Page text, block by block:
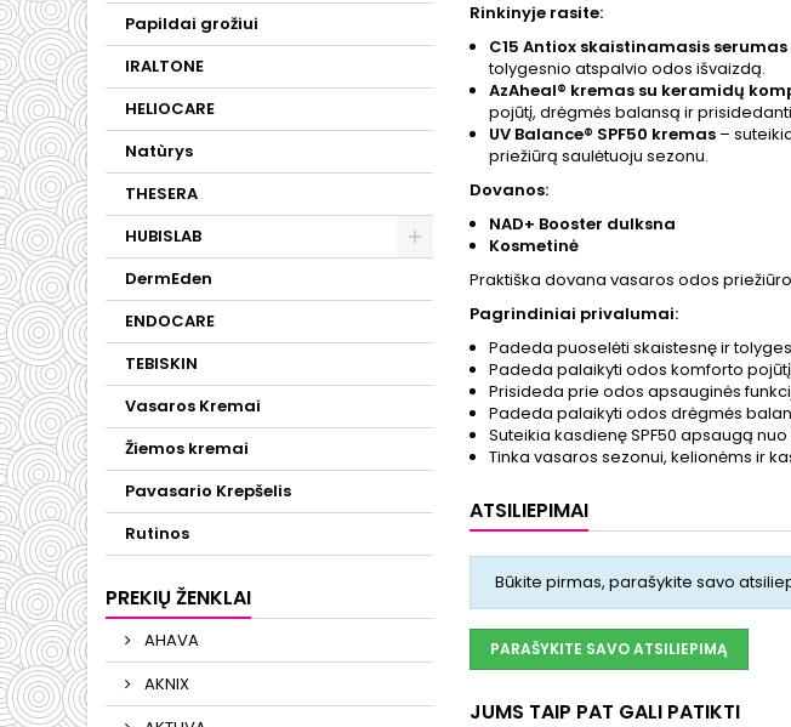
Papildai grožiui
IRALTONE
HELIOCARE
Natùrys
THESERA
HUBISLAB
DermEden
ENDOCARE
TEBISKIN
Vasaros Kremai
Žiemos kremai
Pavasario Krepšelis
Rutinos
PREKIŲ ŽENKLAI
AHAVA
AKNIX
Rinkinyje rasite:
C15 Antiox skaistinamasis serumas
tolygesnio atspalvio odos išvaizdą.
AzAheal® kremas su keramidų
pojūtį, drėgmės balansą ir
UV Balance® SPF50 kremas –
priežiūrą saulėtuoju sezonu.
Dovanos:
NAD+ Booster dulksna
Kosmetinė
Praktiška dovana vasaros odos
Pagrindiniai privalumai:
Padeda puoselėti skaistesnę ir
Padeda palaikyti odos komforto
Prisideda prie odos apsauginės
Padeda palaikyti odos drėgmės
Suteikia kasdienę SPF50 apsaugą nuo
Tinka vasaros sezonui, kelionėms ir
ATSILIEPIMAI
Būkite pirmas, parašykite savo
PARAŠYKITE SAVO ATSILIEPIMĄ
JUMS TAIP PAT GALI PATIKTI